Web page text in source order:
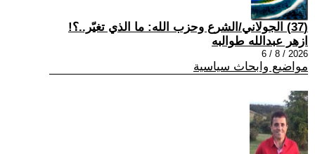
(37) الجولاني/الشرع وحزب الله: ما الذي تغيّر..؟!
ازهر عبدالله طوالبه
2026 / 8 / 6
مواضيع وابحاث سياسية